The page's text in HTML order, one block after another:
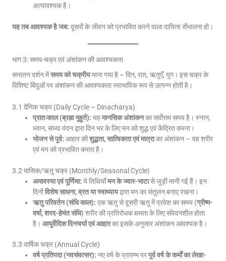
अत्यावश्यक है।
यह तब आवश्यक है जब: दूसरों के जीवन को प्रभावित करने वाला दायित्व सँभालना हो।
भाग 3: समय-चक्र एवं अंशांकन की आवश्यकता
सनातन दर्शन मेंसमय को चक्रीयमाना गया है – दिन, रात, ऋतुएँ, युग। इस चक्र के
विशिष्ट बिंदुओं पर अंशांकन की आवश्यकता स्वाभाविक रूप से उत्पन्न होती है।
3.1 दैनिक चक्र (Daily Cycle – Dinacharya)
प्रातःकाल (ब्रह्म मुहूर्त): यहमानसिक अंशांकनका सर्वोत्तम समय है। स्नान,
ध्यान, संध्या वंदन द्वारा दिन भर के लिए मन को शुद्ध एवं केंद्रित करना।
भोजन से पूर्व: आहार कीशुद्धता, सात्विकता एवं मात्राका अंशांकन – यह शरीर
एवं मन को प्रभावित करता है।
3.2 मासिक/ऋतु चक्र (Monthly/Seasonal Cycle)
अमावस्या एवं पूर्णिमा: ये तिथियाँमन के ज्वार-भाटासे जुड़ी मानी गई हैं। इन
दिनोंविशेष साधना, व्रत या स्वाध्यायद्वारा मन का संतुलन बनाए रखना।
ऋतु परिवर्तन (संधि काल): एक ऋतु से दूसरी ऋतु में प्रवेश का समय (ग्रीष्म-
वर्षा, शरद-हेमंत संधि) शरीर की प्रतिरोधक क्षमता के लिए संवेदनशील होता
है। आयुर्वेदिक दिनचर्या एवं आहारका इसके अनुसार अंशांकन आवश्यक है।
3.3 वार्षिक चक्र (Annual Cycle)
वर्ष प्रतिपदा (नवसंवत्सर): नए वर्ष के प्रारम्भ परपूर्व वर्ष के कर्मों का लेखा-